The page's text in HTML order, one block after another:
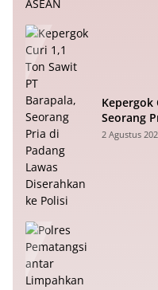
Kepergok
Seorang
ke Polisi
2 Agustus